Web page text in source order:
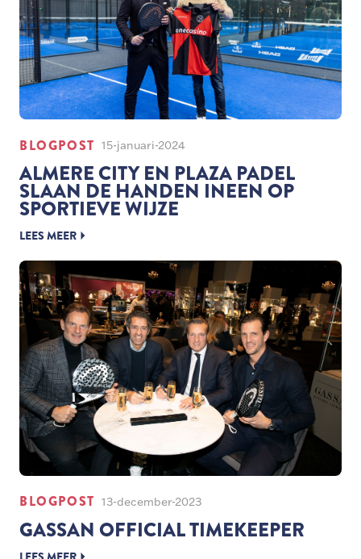
BLOGPOST 15-januari-2024
ALMERE CITY EN PLAZA PADEL
SLAAN DE HANDEN INEEN OP
SPORTIEVE WIJZE
LEES MEER
BLOGPOST 13-december-2023
GASSAN OFFICIAL TIMEKEEPER